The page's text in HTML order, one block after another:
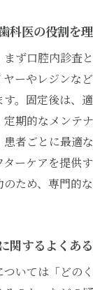
イヤー固定の違
とワイヤー固定
教える暫間固定
固定で得られる
暫間固定を選ぶ
固定が適してい
・ワイヤー固定
できる固定法の
推奨する安心な
科医の役割を
ず口腔内診査
ーやレジンな
す。固定後は、
期的なメンテナ
者ごとに最適
ーケアを提供
ため、専門的
関するよくあ
いては「どの